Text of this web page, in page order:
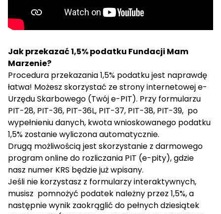
Jak przekazać 1,5% podatku Fundacji Mam
Marzenie?
Procedura przekazania 1,5% podatku jest naprawdę
łatwa! Możesz skorzystać ze strony internetoweje-
Urzędu Skarbowego (Twój e-PIT). Przy formularzu
PIT-28, PIT-36, PIT-36L, PIT-37, PIT-38, PIT-39, po
wypełnieniu danych, kwota wnioskowanego podatku
1,5% zostanie wyliczona automatycznie.
Drugą możliwością jest skorzystanie z darmowego
program online do rozliczania PIT (e-pity), gdzie
nasz numer KRS będzie już wpisany.
Jeśli nie korzystasz z formularzy interaktywnych,
musisz pomnożyć podatek należny przez 1,5%, a
następnie wynik zaokrąglić do pełnych dziesiątek